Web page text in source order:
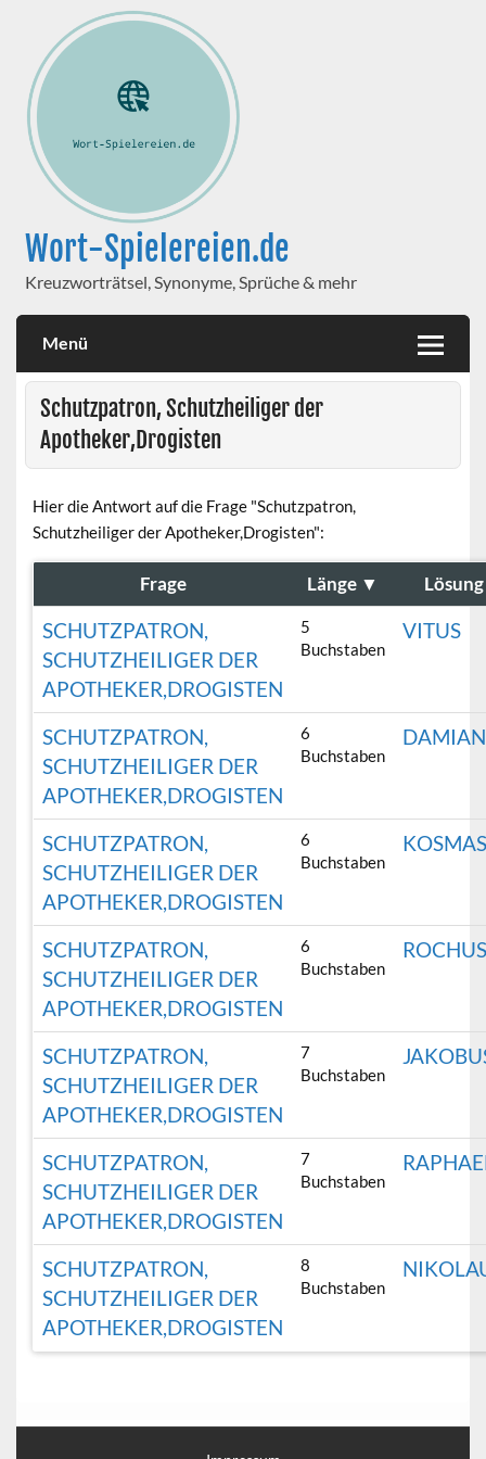
Wort-Spielereien.de
Kreuzworträtsel, Synonyme, Sprüche & mehr
Menü
Schutzpatron, Schutzheiliger der
Apotheker,Drogisten
Hier die Antwort auf die Frage "Schutzpatron,
Schutzheiliger der Apotheker,Drogisten":
Frage Länge ▼ Lösung
SCHUTZPATRON,
SCHUTZHEILIGER DER
APOTHEKER,DROGISTEN
5
Buchstaben
VITUS
SCHUTZPATRON,
SCHUTZHEILIGER DER
APOTHEKER,DROGISTEN
6
Buchstaben
DAMIAN
SCHUTZPATRON,
SCHUTZHEILIGER DER
APOTHEKER,DROGISTEN
6
Buchstaben
SCHUTZPATRON,
SCHUTZHEILIGER DER
APOTHEKER,DROGISTEN
6
Buchstaben
SCHUTZPATRON,
SCHUTZHEILIGER DER
APOTHEKER,DROGISTEN
7
Buchstaben
SCHUTZPATRON,
SCHUTZHEILIGER DER
APOTHEKER,DROGISTEN
7
Buchstaben
SCHUTZPATRON,
SCHUTZHEILIGER DER
APOTHEKER,DROGISTEN
8
Buchstaben